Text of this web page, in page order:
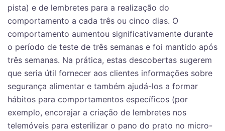
pista) e de lembretes para a realização do
comportamento a cada três ou cinco dias. O
comportamento aumentou significativamente durante
o período de teste de três semanas e foi mantido após
três semanas. Na prática, estas descobertas sugerem
que seria útil fornecer aos clientes informações sobre
segurança alimentar e também ajudá-los a formar
hábitos para comportamentos específicos (por
exemplo, encorajar a criação de lembretes nos
telemóveis para esterilizar o pano do prato no micro-